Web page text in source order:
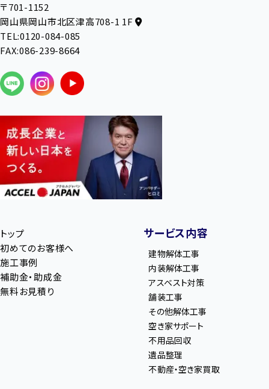
〒701-1152
岡山県岡山市北区津高708-1 1F
TEL:0120-084-085
FAX:086-239-8664
トップ
初めてのお客様へ
施工事例
補助金・助成金
無料お見積り
サービス内容
建物解体工事
内装解体工事
アスベスト対策
舗装工事
その他解体工事
空き家サポート
不用品回収
遺品整理
不動産・空き家買取